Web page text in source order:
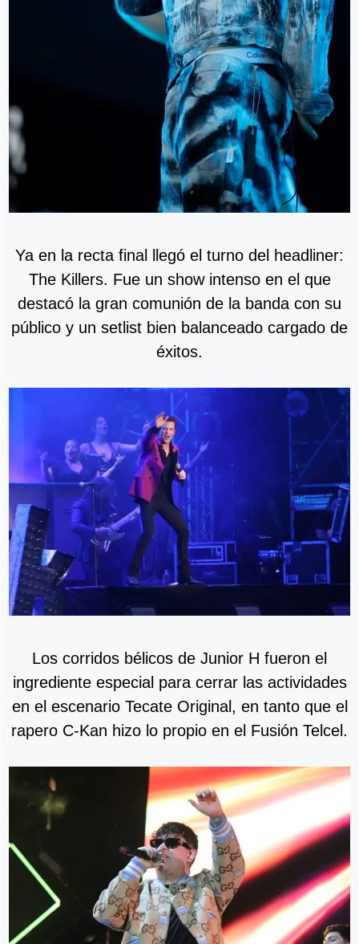
Ya en la recta final llegó el turno del headliner:
The Killers. Fue un show intenso en el que
destacó la gran comunión de la banda con su
público y un setlist bien balanceado cargado de
éxitos.
Los corridos bélicos de Junior H fueron el
ingrediente especial para cerrar las actividades
en el escenario Tecate Original, en tanto que el
rapero C-Kan hizo lo propio en el Fusión Telcel.